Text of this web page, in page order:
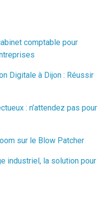
comptable pour
Digitale à Dijon : Réussir
: n’attendez pas pour
sur le Blow Patcher
industriel, la solution pour